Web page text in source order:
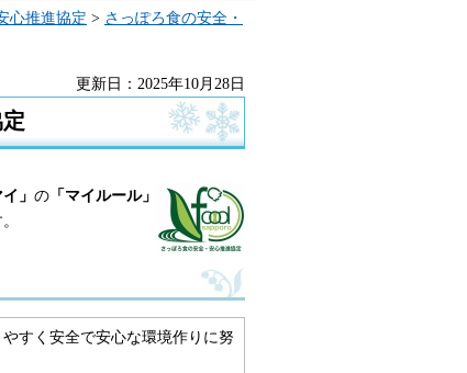
心推進協定 > さっぽろ食の安全・
更新日：2025年10月28日
」 の 「マイルール」
すく安全で安心な環境作りに努